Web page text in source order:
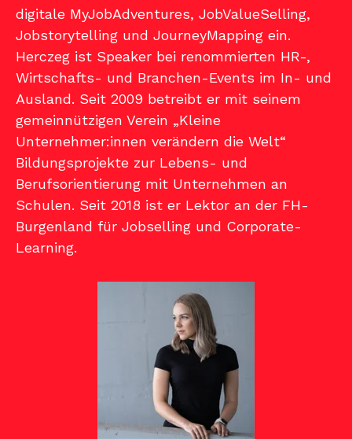
digitale MyJobAdventures, JobValueSelling,
Jobstorytelling und JourneyMapping ein.
Herczeg ist Speaker bei renommierten HR-,
Wirtschafts- und Branchen-Events im In- und
Ausland. Seit 2009 betreibt er mit seinem
gemeinnützigen Verein „Kleine
Unternehmer:innen verändern die Welt“
Bildungsprojekte zur Lebens- und
Berufsorientierung mit Unternehmen an
Schulen. Seit 2018 ist er Lektor an der FH-
Burgenland für Jobselling und Corporate-
Learning.